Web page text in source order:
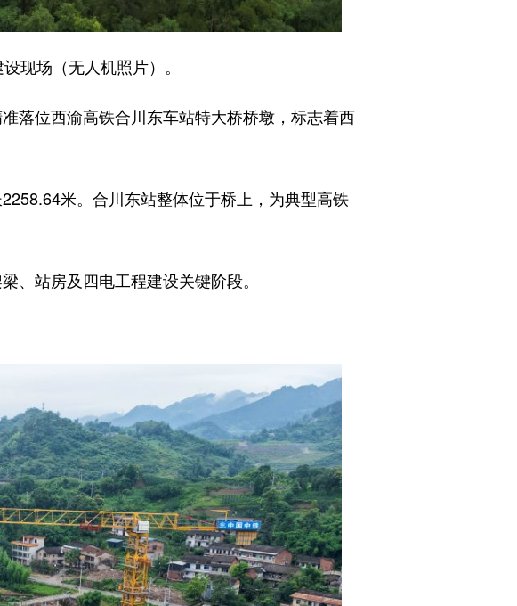
现场（无人机照片）。
位西渝高铁合川东车站特大桥桥墩，标志着西
米。合川东站整体位于桥上，为典型高铁
站房及四电工程建设关键阶段。